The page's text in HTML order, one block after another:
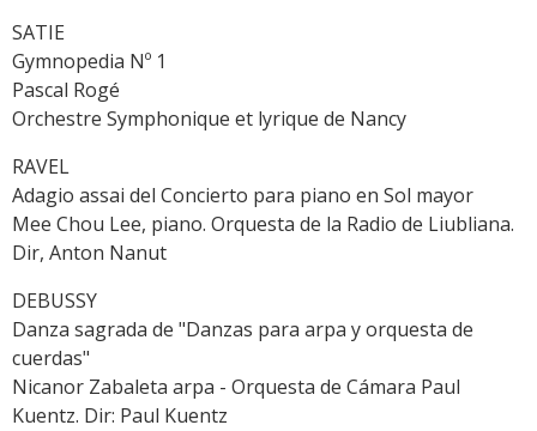
SATIE
Gymnopedia Nº 1
Pascal Rogé
Orchestre Symphonique et lyrique de Nancy
RAVEL
Adagio assai del Concierto para piano en Sol mayor
Mee Chou Lee, piano. Orquesta de la Radio de Liubliana.
Dir, Anton Nanut
DEBUSSY
Danza sagrada de "Danzas para arpa y orquesta de
cuerdas"
Nicanor Zabaleta arpa - Orquesta de Cámara Paul
Kuentz. Dir: Paul Kuentz